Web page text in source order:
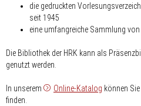
die gedruckten
seit 1945
eine umfangreiche Sammlung
Die Bibliothek der HRK kann als
genutzt werden.
In unserem Online-Katalog können
finden.